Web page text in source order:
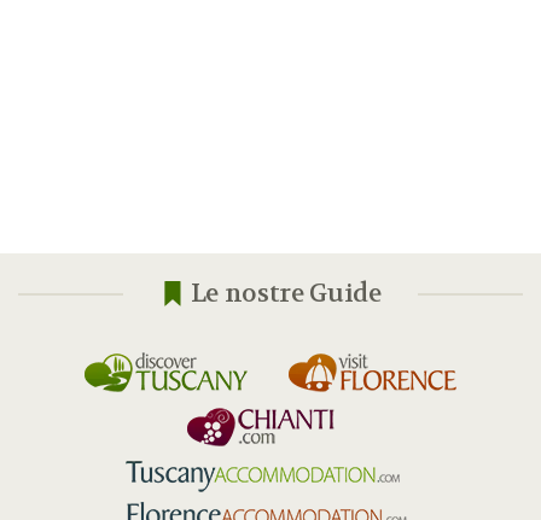
Le nostre Guide